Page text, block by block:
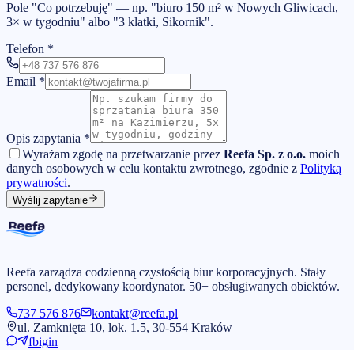
Pole "Co potrzebuję" — np. "biuro 150 m² w Nowych Gliwicach,
3× w tygodniu" albo "3 klatki, Sikornik".
Telefon *
Email *
Opis zapytania *
Wyrażam zgodę na przetwarzanie przez Reefa Sp. z o.o. moich
danych osobowych w celu kontaktu zwrotnego, zgodnie z Polityką
prywatności.
Wyślij zapytanie
Reefa zarządza codzienną czystością biur korporacyjnych. Stały
personel, dedykowany koordynator. 50+ obsługiwanych obiektów.
737 576 876
kontakt@reefa.pl
ul. Zamknięta 10, lok. 1.5, 30-554 Kraków
fbigin